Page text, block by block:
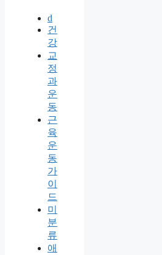
d
건
강
교
정
과
운
동
근
육
운
동
가
이
드
미
분
류
애